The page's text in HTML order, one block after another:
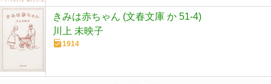
きみは赤ちゃん (文春文庫 か 51-4)
川上 未映子
1914